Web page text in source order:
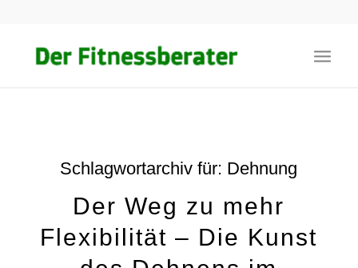
Schlagwortarchiv für: Dehnung
Der Weg zu mehr
Flexibilität – Die Kunst